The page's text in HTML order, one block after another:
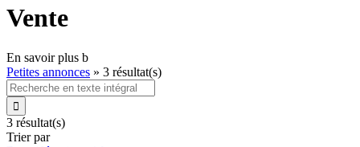
Vente
En savoir plus b
Petites annonces » 3 résultat(s)

3 résultat(s)
Trier par